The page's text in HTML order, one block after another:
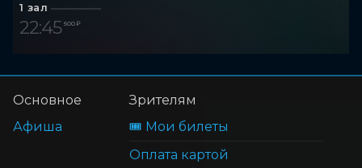
1 зал
22:45 500 ₽
Основное
Афиша
Зрителям
🎟️ Мои билеты
Оплата картой